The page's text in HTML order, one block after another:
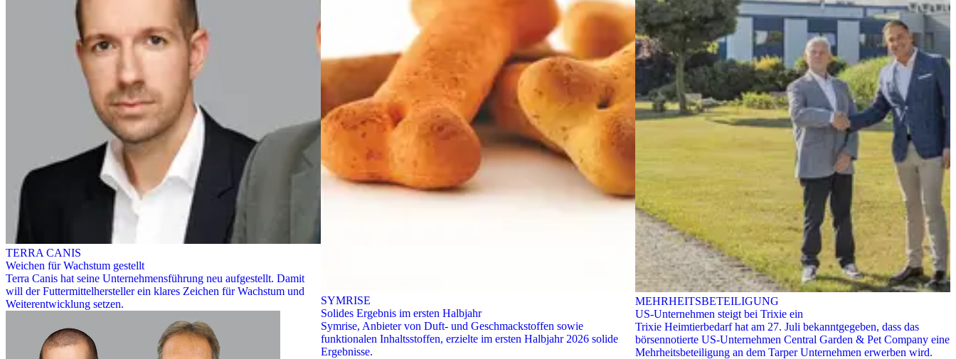
TERRA CANIS
Weichen für Wachstum gestellt
Terra Canis hat seine Unternehmensführung neu aufgestellt. Damit
will der Futtermittelhersteller ein klares Zeichen für Wachstum und
Weiterentwicklung setzen.
SYMRISE
Solides Ergebnis im ersten Halbjahr
Symrise, Anbieter von Duft- und Geschmackstoffen sowie
funktionalen Inhaltsstoffen, erzielte im ersten Halbjahr 2026 solide
Ergebnisse.
MEHRHEITSBETEILIGUNG
US-Unternehmen steigt bei Trixie ein
Trixie Heimtierbedarf hat am 27. Juli bekanntgegeben, dass das
börsennotierte US-Unternehmen Central Garden & Pet Company eine
Mehrheitsbeteiligung an dem Tarper Unternehmen erwerben wird.